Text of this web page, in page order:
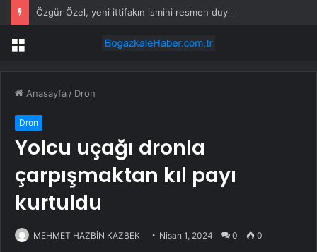
Menü
Anasayfa / Dron
Dron
Yolcu uçağı dronla
çarpışmaktan kıl payı
kurtuldu
MEHMET HAZBİN KAZBEK Nisan 1, 2024 0 0